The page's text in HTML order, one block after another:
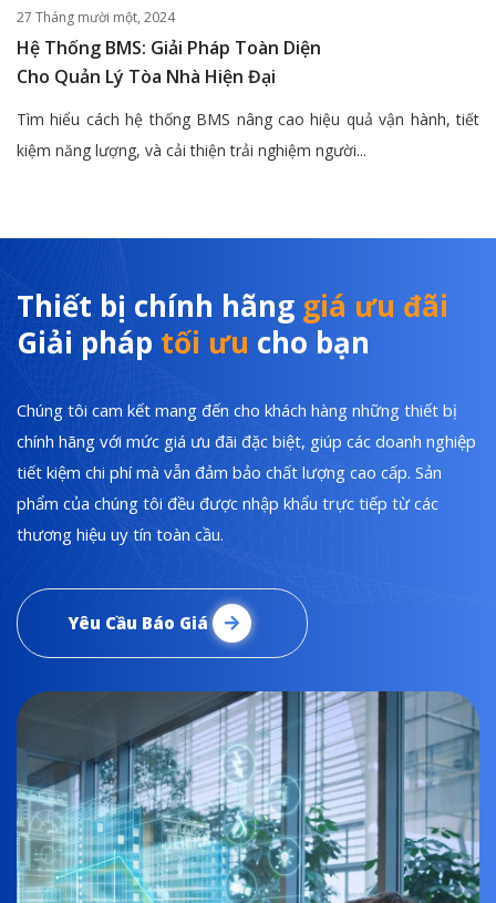
27 Tháng mười một, 2024
Hệ Thống BMS: Giải Pháp Toàn Diện
Cho Quản Lý Tòa Nhà Hiện Đại
Tìm hiểu cách hệ thống BMS nâng cao hiệu quả vận hành, tiết
kiệm năng lượng, và cải thiện trải nghiệm người...
Thiết bị chính hãng giá ưu đãi
Giải pháp tối ưu cho bạn
Chúng tôi cam kết mang đến cho khách hàng những thiết bị
chính hãng với mức giá ưu đãi đặc biệt, giúp các doanh nghiệp
tiết kiệm chi phí mà vẫn đảm bảo chất lượng cao cấp. Sản
phẩm của chúng tôi đều được nhập khẩu trực tiếp từ các
thương hiệu uy tín toàn cầu.
Yêu Cầu Báo Giá